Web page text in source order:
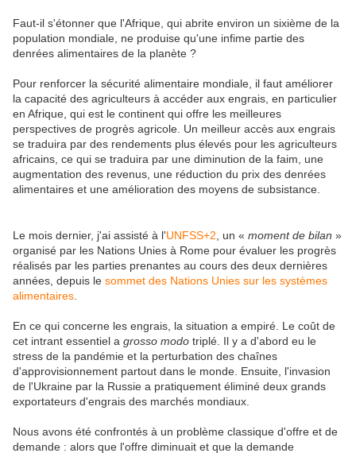
Faut-il s'étonner que l'Afrique, qui abrite environ un sixième de la
population mondiale, ne produise qu'une infime partie des
denrées alimentaires de la planète ?
Pour renforcer la sécurité alimentaire mondiale, il faut améliorer
la capacité des agriculteurs à accéder aux engrais, en particulier
en Afrique, qui est le continent qui offre les meilleures
perspectives de progrès agricole. Un meilleur accès aux engrais
se traduira par des rendements plus élevés pour les agriculteurs
africains, ce qui se traduira par une diminution de la faim, une
augmentation des revenus, une réduction du prix des denrées
alimentaires et une amélioration des moyens de subsistance.
Le mois dernier, j'ai assisté à l'UNFSS+2 , un « moment de bilan »
organisé par les Nations Unies à Rome pour évaluer les progrès
réalisés par les parties prenantes au cours des deux dernières
années, depuis le sommet des Nations Unies sur les systèmes
alimentaires
En ce qui concerne les engrais, la situation a empiré. Le coût de
cet intrant essentiel a grosso modo triplé. Il y a d'abord eu le
stress de la pandémie et la perturbation des chaînes
d'approvisionnement partout dans le monde. Ensuite, l'invasion
de l'Ukraine par la Russie a pratiquement éliminé deux grands
exportateurs d'engrais des marchés mondiaux.
Nous avons été confrontés à un problème classique d'offre et de
demande : alors que l'offre diminuait et que la demande